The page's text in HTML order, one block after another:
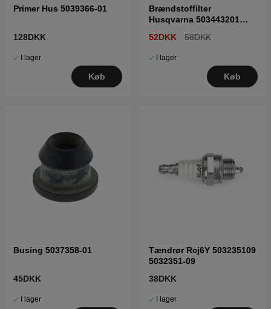
Primer Hus 5039366-01
128DKK
I lager
Køb
Brændstoffilter
Husqvarna 503443201
52DKK 58DKK
I lager
Køb
Busing 5037358-01
45DKK
I lager
Tændrør Rcj6Y 503235109
5032351-09
38DKK
I lager